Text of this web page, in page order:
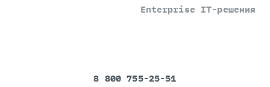
Enterprise IT-решения
8 800 755-25-51